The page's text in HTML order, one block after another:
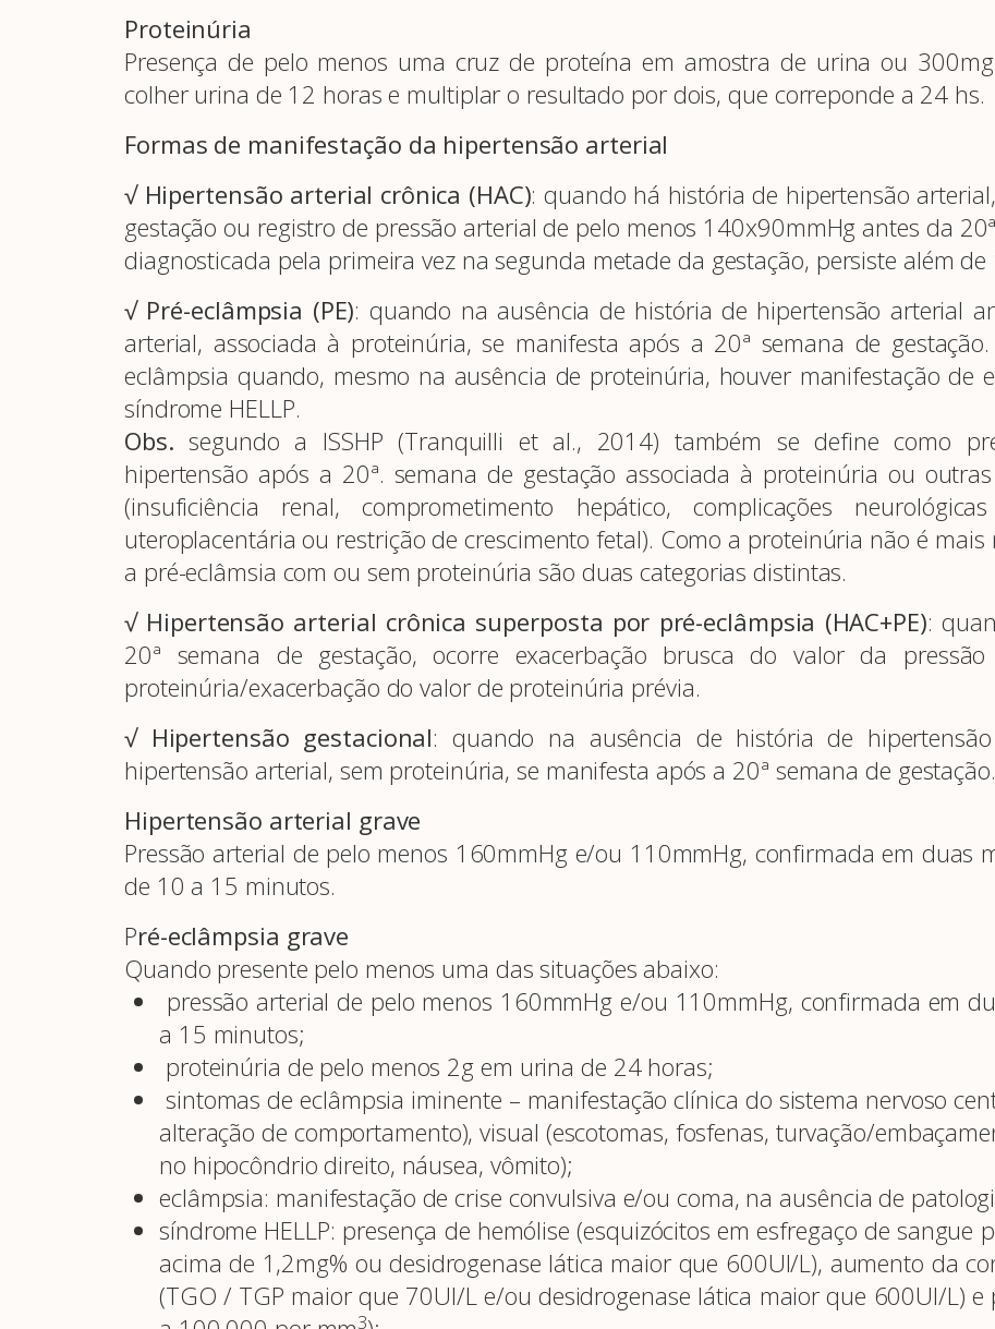
Proteinúria
Presença de pelo menos uma cruz de proteína em amostra de urina ou
colher urina de 12 horas e multiplar o resultado por dois, que correponde a 24 hs.
Formas de manifestação da hipertensão arterial
√ Hipertensão arterial crônica (HAC): quando há história de hipertensão
gestação ou registro de pressão arterial de pelo menos 140x90mmHg antes da
diagnosticada pela primeira vez na segunda metade da gestação, persiste além
√ Pré-eclâmpsia (PE): quando na ausência de história de hipertensão arterial
arterial, associada à proteinúria, se manifesta após a 20ª semana de
eclâmpsia quando, mesmo na ausência de proteinúria, houver manifestação de
síndrome HELLP.
Obs.segundo a ISSHP (Tranquilli et al., 2014) também se define como
hipertensão após a 20ª. semana de gestação associada à proteinúria ou
(insuficiência renal, comprometimento hepático, complicações
uteroplacentária ou restrição de crescimento fetal). Como a proteinúria não é
a pré-eclâmsia com ou sem proteinúria são duas categorias distintas.
√ Hipertensão arterial crônica superposta por pré-eclâmpsia (HAC+PE):
20ª semana de gestação, ocorre exacerbação brusca do valor da
proteinúria/exacerbação do valor de proteinúria prévia.
√ Hipertensão gestacional: quando na ausência de história de
hipertensão arterial, sem proteinúria, se manifesta após a 20ª semana de gestação.
Hipertensão arterial grave
Pressão arterial de pelo menos 160mmHg e/ou 110mmHg, confirmada em duas
de 10 a 15 minutos.
Pré-eclâmpsia grave
Quando presente pelo menos uma das situações abaixo:
pressão arterial de pelo menos 160mmHg e/ou 110mmHg, confirmada em
a 15 minutos;
proteinúria de pelo menos 2g em urina de 24 horas;
sintomas de eclâmpsia iminente – manifestação clínica do sistema nervoso
alteração de comportamento), visual (escotomas, fosfenas, turvação/
no hipocôndrio direito, náusea, vômito);
eclâmpsia: manifestação de crise convulsiva e/ou coma, na ausência de
síndrome HELLP: presença de hemólise (esquizócitos em esfregaço de
acima de 1,2mg% ou desidrogenase lática maior que 600UI/L), aumento da
(TGO / TGP maior que 70UI/L e/ou desidrogenase lática maior que 600UI/L)
3